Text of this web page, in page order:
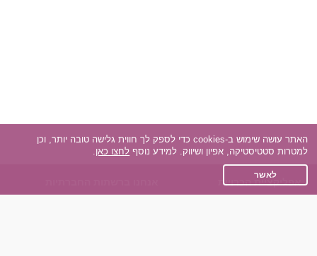
אפליקציית הכרויות
האתר עושה שימוש ב-cookies כדי לספק לך חווית גלישה טובה יותר, וכן
למטרות סטטיסטיקה, אפיון ושיווק. למידע נוסף לחצו כאן.
לאשר